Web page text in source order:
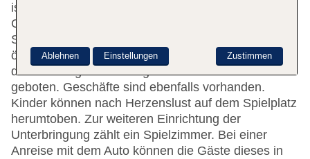
ist gerne bei allen Fragen behilflich. Eine
Gepäckaufbewahrung und ein Safe stehen als
Serviceleistungen zur Verfügung. WLAN ist in den
öffentlichen Bereichen verfügbar. Hilfestellung bei
der Buchung von Ausflügen wird am Tourdesk
geboten. Geschäfte sind ebenfalls vorhanden.
Kinder können nach Herzenslust auf dem Spielplatz
herumtoben. Zur weiteren Einrichtung der
Unterbringung zählt ein Spielzimmer. Bei einer
Anreise mit dem Auto können die Gäste dieses in
Zustimmen
Ablehnen Einstellungen